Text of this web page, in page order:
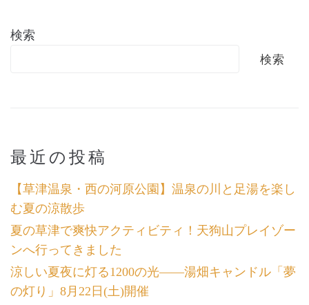
検索
検索
最近の投稿
【草津温泉・西の河原公園】温泉の川と足湯を楽し
む夏の涼散歩
夏の草津で爽快アクティビティ！天狗山プレイゾー
ンへ行ってきました
涼しい夏夜に灯る1200の光――湯畑キャンドル「夢
の灯り」8月22日(土)開催